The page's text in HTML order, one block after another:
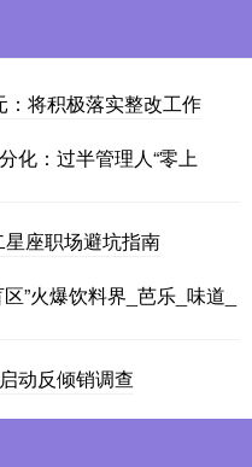
：将积极落实整改工作
化：过半管理人“零上
座职场避坑指南
”火爆饮料界_芭乐_味道_
动反倾销调查